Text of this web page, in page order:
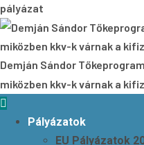
pályázat
Demján Sándor
miközben kkv-k várnak a
MenuPályázatok
EU Pályázatok